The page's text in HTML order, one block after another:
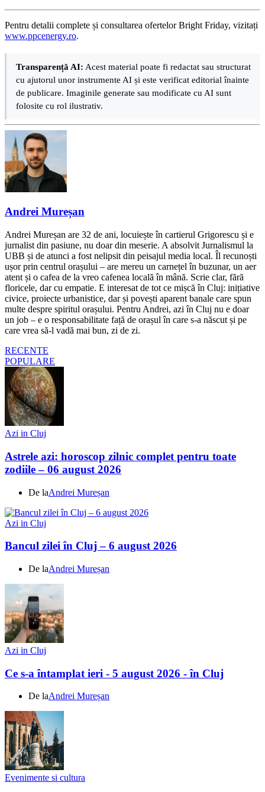
Pentru detalii complete și consultarea ofertelor Bright Friday, vizitați
www.ppcenergy.ro.
Transparență AI: Acest material poate fi redactat sau structurat
cu ajutorul unor instrumente AI și este verificat editorial înainte
de publicare. Imaginile generate sau modificate cu AI sunt
folosite cu rol ilustrativ.
Andrei Mureșan
Andrei Mureșan are 32 de ani, locuiește în cartierul Grigorescu și e
jurnalist din pasiune, nu doar din meserie. A absolvit Jurnalismul la
UBB și de atunci a fost nelipsit din peisajul media local. Îl recunoști
ușor prin centrul orașului – are mereu un carnețel în buzunar, un aer
atent și o cafea de la vreo cafenea locală în mână. Scrie clar, fără
floricele, dar cu empatie. E interesat de tot ce mișcă în Cluj: inițiative
civice, proiecte urbanistice, dar și povești aparent banale care spun
multe despre spiritul orașului. Pentru Andrei, azi în Cluj nu e doar
un job – e o responsabilitate față de orașul în care s-a născut și pe
care vrea să-l vadă mai bun, zi de zi.
RECENTE
POPULARE
Azi in Cluj
Astrele azi: horoscop zilnic complet pentru toate
zodiile – 06 august 2026
De laAndrei Mureșan
Azi in Cluj
Bancul zilei în Cluj – 6 august 2026
De laAndrei Mureșan
Azi in Cluj
Ce s-a întamplat ieri - 5 august 2026 - în Cluj
De laAndrei Mureșan
Evenimente si cultura